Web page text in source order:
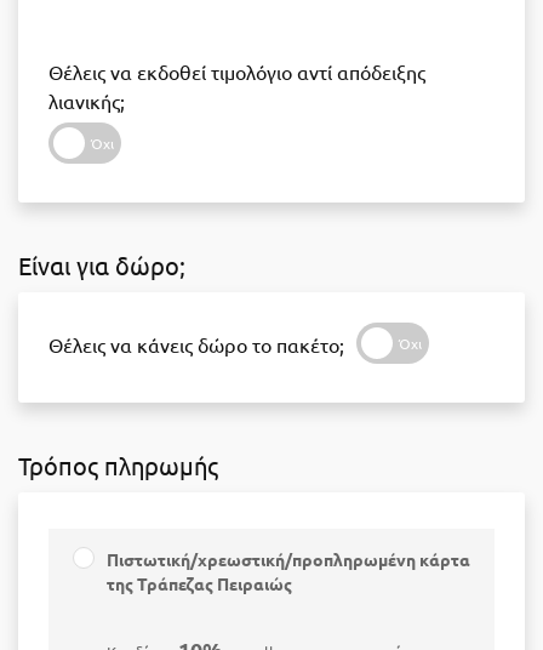
Θέλεις να εκδοθεί τιμολόγιο αντί απόδειξης
λιανικής;
Είναι για δώρο;
Θέλεις να κάνεις δώρο το πακέτο;
Τρόπος πληρωμής
Πιστωτική/χρεωστική/προπληρωμένη κάρτα
της Τράπεζας Πειραιώς